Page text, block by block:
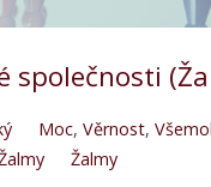
společnosti
Moc, Věrnost,
Žalmy